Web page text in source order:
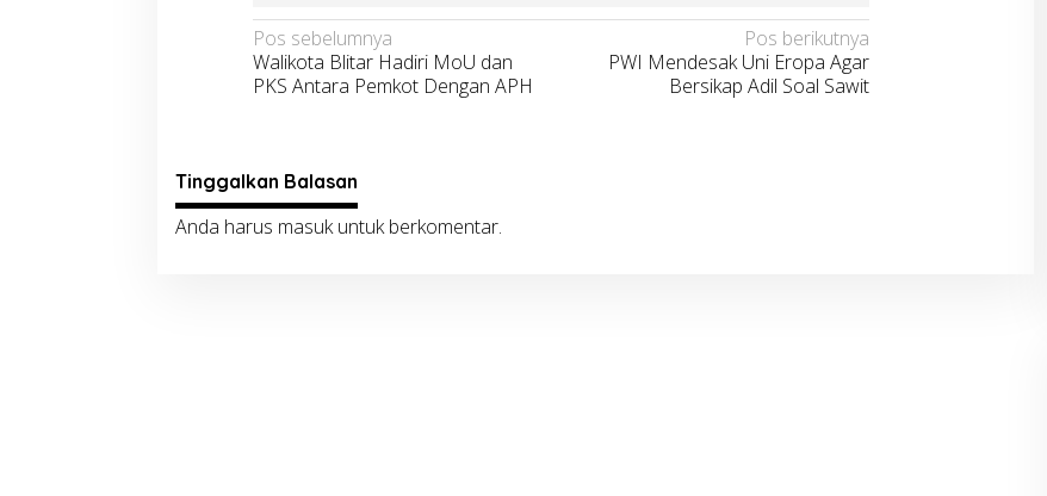
Navigasi
pos
Pos sebelumnya
Walikota Blitar Hadiri MoU dan
PKS Antara Pemkot Dengan APH
Pos berikutnya
PWI Mendesak Uni Eropa Agar
Bersikap Adil Soal Sawit
Tinggalkan Balasan
Anda harus masukuntuk berkomentar.